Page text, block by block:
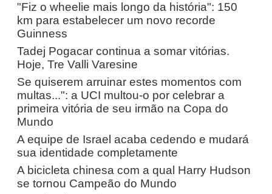
"Fiz o wheelie mais longo da história": 150
km para estabelecer um novo recorde
Guinness
Tadej Pogacar continua a somar vitórias.
Hoje, Tre Valli Varesine
Se quiserem arruinar estes momentos com
multas...": a UCI multou-o por celebrar a
primeira vitória de seu irmão na Copa do
Mundo
A equipe de Israel acaba cedendo e mudará
sua identidade completamente
A bicicleta chinesa com a qual Harry Hudson
se tornou Campeão do Mundo